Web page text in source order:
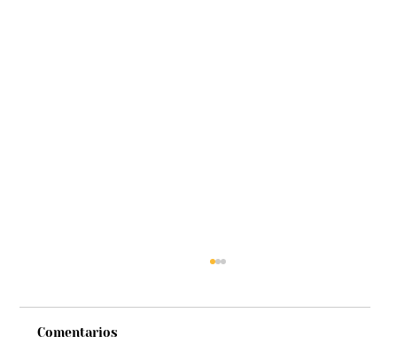
Comentarios